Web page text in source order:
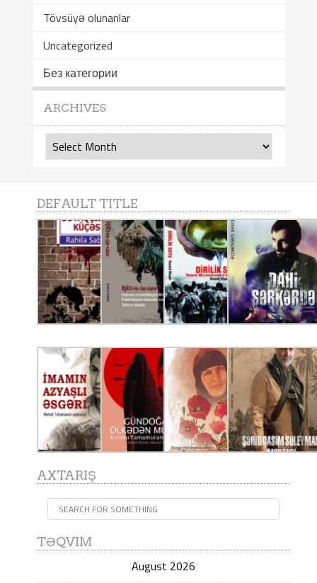
Tövsüyə olunanlar
Uncategorized
Без категории
ARCHIVES
Archives
DEFAULT TITLE
AXTARIŞ
TƏQVIM
August 2026